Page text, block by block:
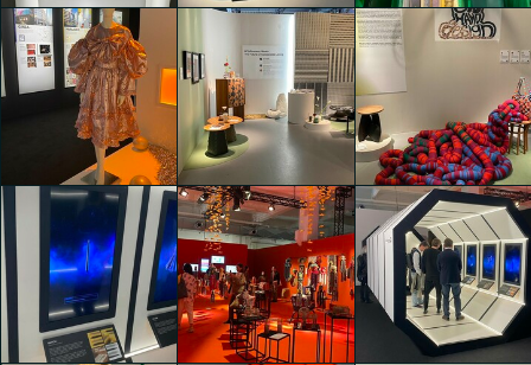
objections
Kaiyuan Liu
objections
Kaiyuan Liu
objections
Kaiyuan Liu
objections
Kaiyuan Liu
objections
Kaiyuan Liu